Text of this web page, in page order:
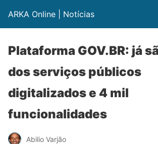
ARKA Online | Notícias
Plataforma GOV.BR: já
dos serviços públicos
digitalizados e 4 mil
funcionalidades
Abilio Varjão